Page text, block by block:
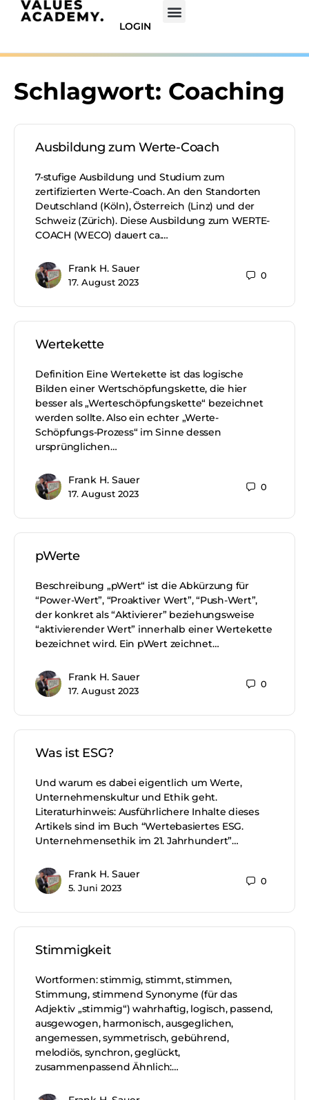
LOGIN
Schlagwort: Coaching
Ausbildung zum Werte-Coach
7-stufige Ausbildung und Studium zum
zertifizierten Werte-Coach. An den Standorten
Deutschland (Köln), Österreich (Linz) und der
Schweiz (Zürich). Diese Ausbildung zum WERTE-
COACH (WECO) dauert ca.…
Frank H. Sauer
17. August 2023
0
Wertekette
Definition Eine Wertekette ist das logische
Bilden einer Wertschöpfungskette, die hier
besser als „Werteschöpfungskette“ bezeichnet
werden sollte. Also ein echter „Werte-
Schöpfungs-Prozess“ im Sinne dessen
ursprünglichen…
Frank H. Sauer
17. August 2023
0
pWerte
Beschreibung „pWert“ ist die Abkürzung für
“Power-Wert”, “Proaktiver Wert”, “Push-Wert”,
der konkret als “Aktivierer” beziehungsweise
“aktivierender Wert” innerhalb einer Wertekette
bezeichnet wird. Ein pWert zeichnet…
Frank H. Sauer
17. August 2023
0
Was ist ESG?
Und warum es dabei eigentlich um Werte,
Unternehmenskultur und Ethik geht.
Literaturhinweis: Ausführlichere Inhalte dieses
Artikels sind im Buch “Wertebasiertes ESG.
Unternehmensethik im 21. Jahrhundert”…
Frank H. Sauer
5. Juni 2023
0
Stimmigkeit
Wortformen: stimmig, stimmt, stimmen,
Stimmung, stimmend Synonyme (für das
Adjektiv „stimmig“) wahrhaftig, logisch, passend,
ausgewogen, harmonisch, ausgeglichen,
angemessen, symmetrisch, gebührend,
melodiös, synchron, geglückt,
zusammenpassend Ähnlich:…